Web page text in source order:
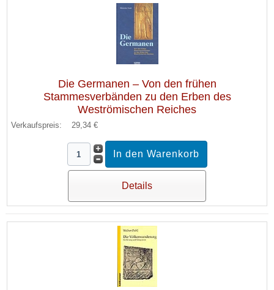
Die Germanen – Von den frühen
Stammesverbänden zu den Erben des
Weströmischen Reiches
Verkaufspreis: 29,34 €
Details